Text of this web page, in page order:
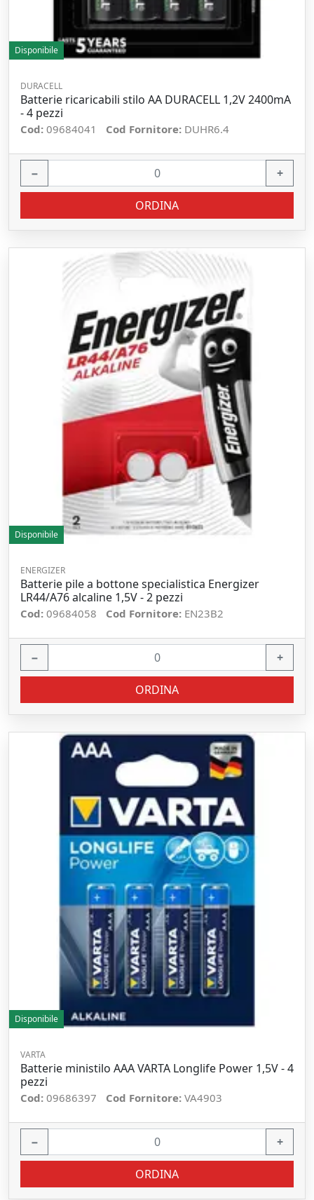
Disponibile
DURACELL
Batterie ricaricabili stilo AA DURACELL 1,2V 2400mA
- 4 pezzi
Cod: 09684041 Cod Fornitore: DUHR6.4
− +
ORDINA
Disponibile
ENERGIZER
Batterie pile a bottone specialistica Energizer
LR44/A76 alcaline 1,5V - 2 pezzi
Cod: 09684058 Cod Fornitore: EN23B2
− +
ORDINA
Disponibile
VARTA
Batterie ministilo AAA VARTA Longlife Power 1,5V - 4
pezzi
Cod: 09686397 Cod Fornitore: VA4903
− +
ORDINA